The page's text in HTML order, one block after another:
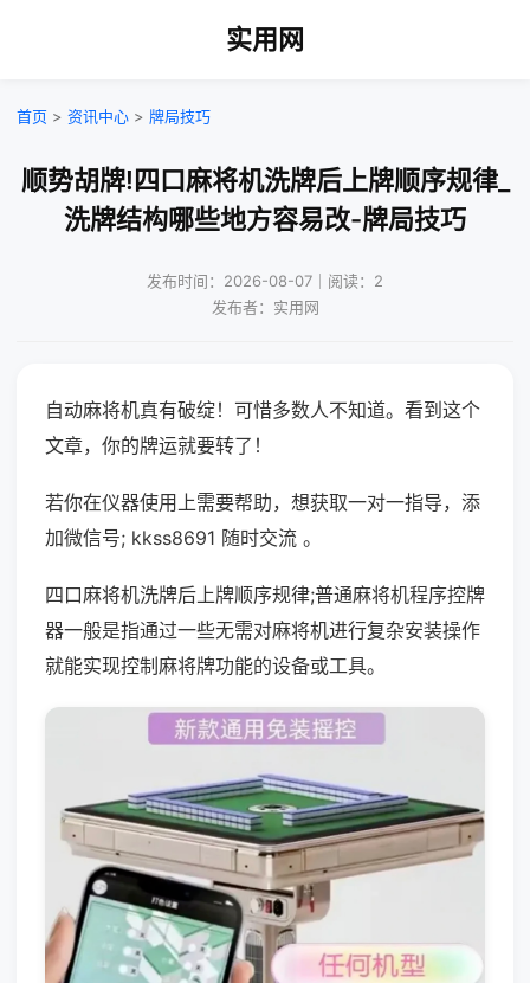
实用网
首页 > 资讯中心 > 牌局技巧
顺势胡牌!四口麻将机洗牌后上牌顺序规律_
洗牌结构哪些地方容易改-牌局技巧
发布时间：2026-08-07｜阅读：2
发布者：实用网
自动麻将机真有破绽！可惜多数人不知道。看到这个
文章，你的牌运就要转了！
若你在仪器使用上需要帮助，想获取一对一指导，添
加微信号; kkss8691 随时交流 。
四口麻将机洗牌后上牌顺序规律;普通麻将机程序控牌
器一般是指通过一些无需对麻将机进行复杂安装操作
就能实现控制麻将牌功能的设备或工具。